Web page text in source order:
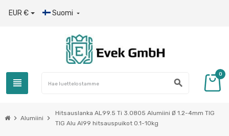
EUR € Suomi 
view_headline search
0
chevron_right Alumiini chevron_right
Hitsauslanka AL99.5 Ti 3.0805 Alumiini Ø 1.2-4mm TIG
TIG Alu Al99 hitsauspuikot 0.1-10kg